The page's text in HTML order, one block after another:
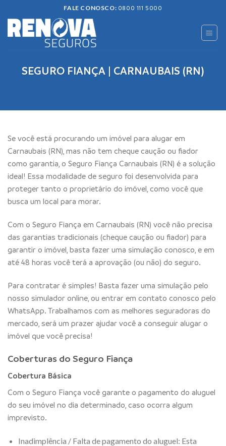
to
content
FALE CONOSCO: 0800 111 5000
SEGURO FIANÇA | CARNAUBAIS (RN)
Se você está procurando um imóvel para alugar em
Carnaubais (RN), mas não tem cheque caução ou fiador
como garantia, o Seguro Fiança Carnaubais (RN) é a solução
ideal! Essa modalidade de seguro foi desenvolvida para
proteger tanto o proprietário do imóvel, como você que
busca um local para morar.
Com o Seguro Fiança em Carnaubais (RN) você não precisa
das garantias tradicionais (cheque caução ou fiador) para
garantir o imóvel, basta fazer uma simulação conosco, e em
até 48 horas você terá a aprovação (ou não) do seguro.
Para contratar é simples! Basta fazer uma simulação pelo
nosso simulador online, ou entrar em contato conosco pelo
WhatsApp. Trabalhamos com as melhores seguradoras do
mercado, será um prazer ajudar você a conseguir alugar o
imóvel que você precisa!
Coberturas do Seguro Fiança
Cobertura Básica
Com o Seguro Fiança você garante o pagamento do aluguel
do seu imóvel no dia determinado, caso ocorra algum
imprevisto.
Inadimplência / Falta de pagamento do aluguel: Esta